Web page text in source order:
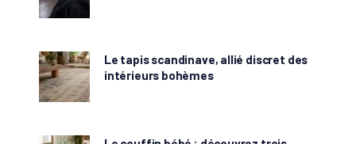
Le tapis scandinave, allié discret des
intérieurs bohèmes